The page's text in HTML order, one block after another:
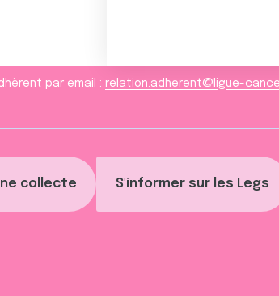
collecte S'informer sur les Legs
par email : relation.adherent@ligue-